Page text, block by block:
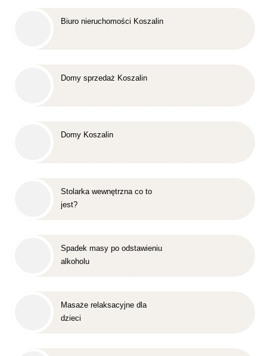
Biuro nieruchomości Koszalin
Domy sprzedaż Koszalin
Domy Koszalin
Stolarka wewnętrzna co to
jest?
Spadek masy po odstawieniu
alkoholu
Masaże relaksacyjne dla
dzieci